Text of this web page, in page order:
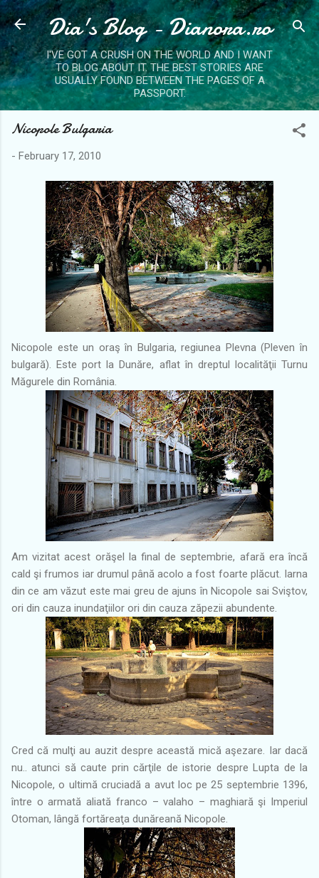
Skip to main content
Dia's Blog - Dianora.ro
I'VE GOT A CRUSH ON THE WORLD AND I WANT
TO BLOG ABOUT IT. THE BEST STORIES ARE
USUALLY FOUND BETWEEN THE PAGES OF A
PASSPORT.
Nicopole Bulgaria
- February 17, 2010
Nicopole este un oraş în Bulgaria, regiunea Plevna (Pleven în
bulgară). Este port la Dunăre, aflat în dreptul localităţii Turnu
Măgurele din România.
Am vizitat acest orăşel la final de septembrie, afară era încă
cald şi frumos iar drumul până acolo a fost foarte plăcut. Iarna
din ce am văzut este mai greu de ajuns în Nicopole sai Sviştov,
ori din cauza inundaţiilor ori din cauza zăpezii abundente.
Cred că mulţi au auzit despre această mică aşezare. Iar dacă
nu.. atunci să caute prin cărţile de istorie despre Lupta de la
Nicopole, o ultimă cruciadă a avut loc pe 25 septembrie 1396,
între o armată aliată franco – valaho – maghiară şi Imperiul
Otoman, lângă fortăreaţa dunăreană Nicopole.